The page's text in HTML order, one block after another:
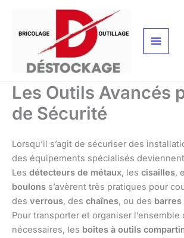
contenu
Les Outils Avancés
de Sécurité
Lorsqu’il s’agit de sécuriser des
des équipements spécialisés
Les détecteurs de métaux, les cisailles,
boulons s’avèrent très pratiques pour
des verrous, des chaînes, ou des
Pour transporter et organiser l’ensemble
nécessaires, les boîtes à outils